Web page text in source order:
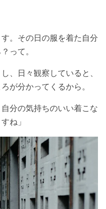
。その日の服を着た自分
って。
、日々観察していると、
が分かってくるから。
分の気持ちのいい着こな
ね」